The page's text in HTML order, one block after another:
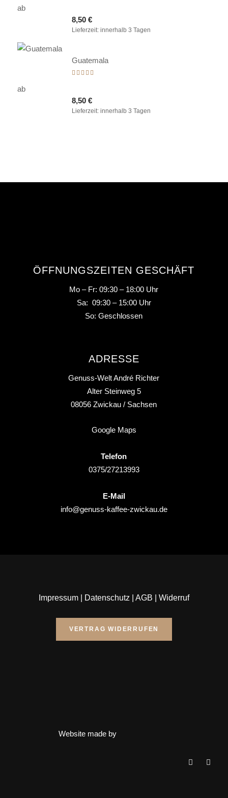
von 5
ab
8,50 €
Lieferzeit: innerhalb 3 Tagen
Guatemala
von 5
ab
8,50 €
Lieferzeit: innerhalb 3 Tagen
ÖFFNUNGSZEITEN GESCHÄFT
Mo – Fr: 09:30 – 18:00 Uhr
Sa: 09:30 – 15:00 Uhr
So: Geschlossen
ADRESSE
Genuss-Welt André Richter
Alter Steinweg 5
08056 Zwickau / Sachsen
Google Maps
Telefon
0375/27213993
E-Mail
info@genuss-kaffee-zwickau.de
Impressum| Datenschutz AGB Widerruf
VERTRAG WIDERRUFEN
Website made by